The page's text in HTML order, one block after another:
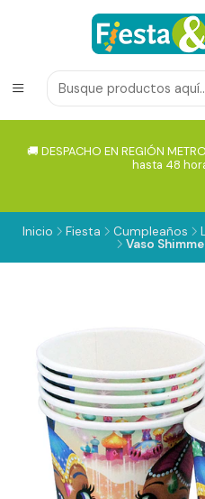
🚚 DESPACHO EN REGIÓN
hasta 48
Inicio Fiesta Cumpleaños
Vaso